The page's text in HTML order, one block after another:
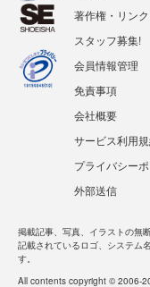
著作権・リンク
スタッフ募集!
会員情報管理
免責事項
会社概要
サービス利用
プライバシー
外部送信
掲載記事、写真、イラストの無
記載されているロゴ、システム
す。
All contents copyright © 2006-